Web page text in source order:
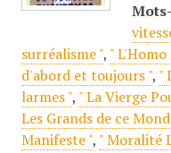
surréalisme ", " L'Homo
d'abord et toujours ", "
larmes ", " La Vierge
Les Grands de ce
Manifeste ", " Moralité